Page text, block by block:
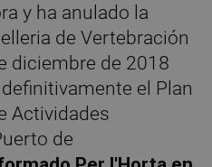
y ha anulado la
de Vertebración
diciembre de 2018
el Plan
Actividades
de